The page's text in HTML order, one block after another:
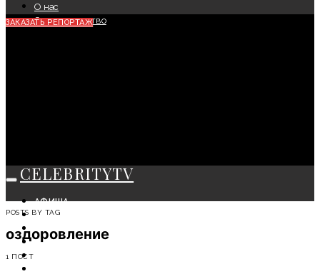
О нас
Сотрудничество
ЗАКАЗАТЬ РЕПОРТАЖ
CELEBRITYTV
АФИША
СОБЫТИЯ
КРАСОТА
МОДА
POSTS BY TAG
оздоровление
1 ПОСТ